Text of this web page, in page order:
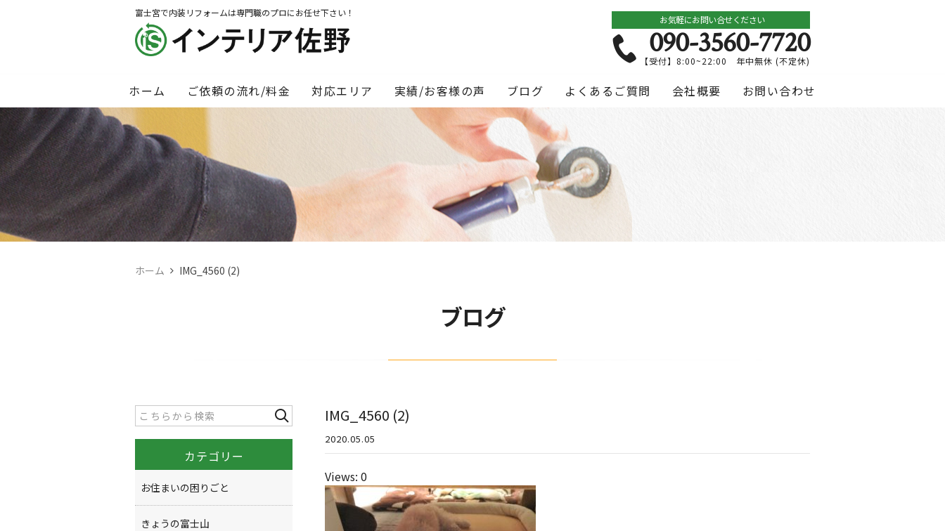
富士宮で内装リフォームは専門職のプロにお任せ下さい！
お気軽にお問い合せください
090-3560-7720
【受付】8:00~22:00 年中無休 (不定休)
ホーム ご依頼の流れ/料金 対応エリア 実績/お客様の声 ブログ よくあるご質問 会社概要 お問い合わせ
ホーム IMG_4560 (2)
ブログ
IMG_4560 (2)
2020.05.05
Views: 0
カテゴリー
お住まいの困りごと
きょうの富士山